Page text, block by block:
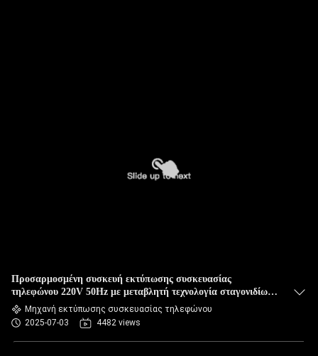
Προσαρμοσμένη συσκευή εκτύπωσης συσκευασίας
τηλεφώνου 220V 50Hz με μεταβλητή τεχνολογία σταγονιδίων
μελάνης
Μηχανή εκτύπωσης συσκευασίας τηλεφώνου
2025-07-03
4482 views